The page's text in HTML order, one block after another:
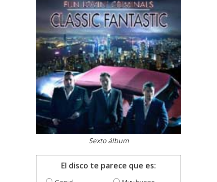
Sexto álbum
El disco te parece que es: